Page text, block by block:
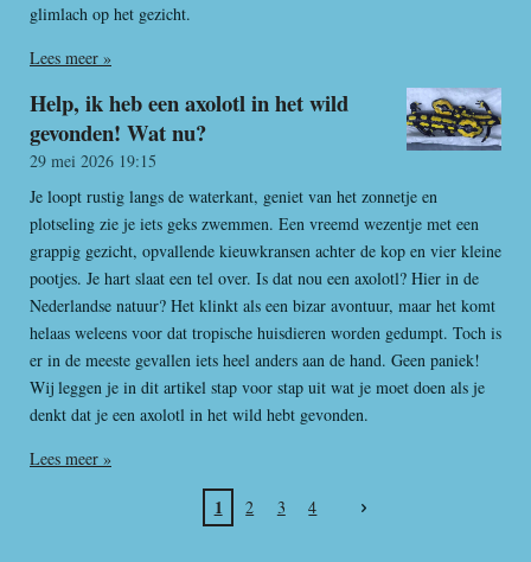
glimlach op het gezicht.
Lees meer »
Help, ik heb een axolotl in het wild
gevonden! Wat nu?
29 mei 2026 19:15
Je loopt rustig langs de waterkant, geniet van het zonnetje en
plotseling zie je iets geks zwemmen. Een vreemd wezentje met een
grappig gezicht, opvallende kieuwkransen achter de kop en vier kleine
pootjes. Je hart slaat een tel over. Is dat nou een axolotl? Hier in de
Nederlandse natuur? Het klinkt als een bizar avontuur, maar het komt
helaas weleens voor dat tropische huisdieren worden gedumpt. Toch is
er in de meeste gevallen iets heel anders aan de hand. Geen paniek!
Wij leggen je in dit artikel stap voor stap uit wat je moet doen als je
denkt dat je een axolotl in het wild hebt gevonden.
Lees meer »
1 2 3 4